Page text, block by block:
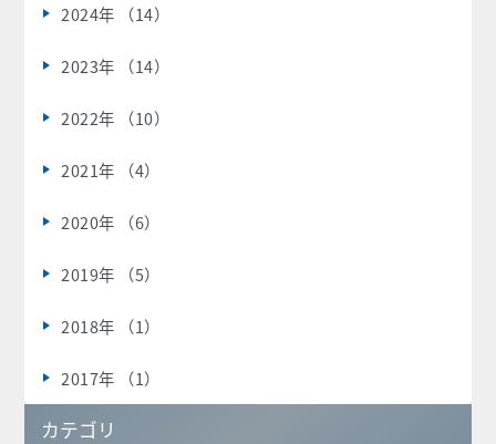
2024年 （14）
2023年 （14）
2022年 （10）
2021年 （4）
2020年 （6）
2019年 （5）
2018年 （1）
2017年 （1）
カテゴリ